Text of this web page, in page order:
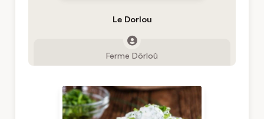
Le Dorlou
Ferme Dôrloû